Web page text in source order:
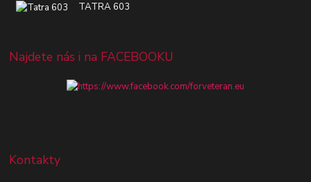
TATRA 603
Najdete nás i na FACEBOOKU
Kontakty